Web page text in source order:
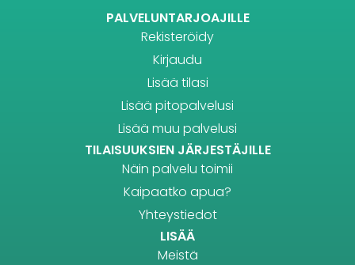
PALVELUNTARJOAJILLE
Rekisteröidy
Kirjaudu
Lisää tilasi
Lisää pitopalvelusi
Lisää muu palvelusi
TILAISUUKSIEN JÄRJESTÄJILLE
Näin palvelu toimii
Kaipaatko apua?
Yhteystiedot
LISÄÄ
Meistä